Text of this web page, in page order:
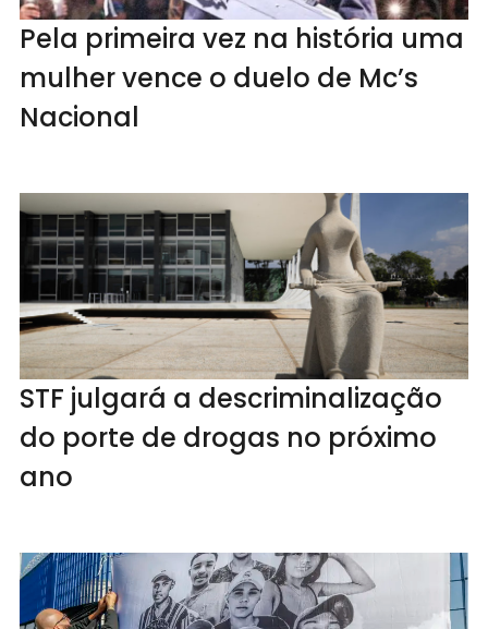
Pela primeira vez na história uma
mulher vence o duelo de Mc’s
Nacional
STF julgará a descriminalização
do porte de drogas no próximo
ano